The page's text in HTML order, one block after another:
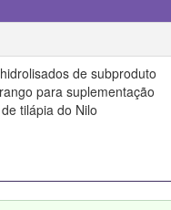
de subproduto
para suplementação
tilápia do Nilo